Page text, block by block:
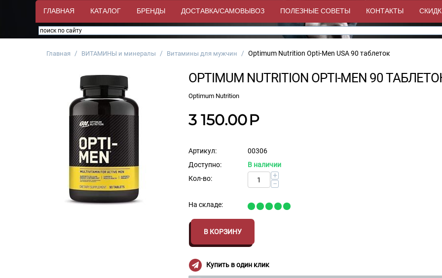
ГЛАВНАЯ КАТАЛОГ БРЕНДЫ ДОСТАВКА/САМОВЫВОЗ ПОЛЕЗНЫЕ СОВЕТЫ КОНТАКТЫ
Главная / ВИТАМИНЫ и минералы / Витамины для мужчин / Optimum Nutrition Opti-Men USA 90 таблеток
OPTIMUM NUTRITION OPTI-MEN 90
Optimum Nutrition
3 150.00Р
Артикул:
00306
Доступно:
В наличии
Кол-во:
+
−
На складе:
В КОРЗИНУ
Купить в один клик